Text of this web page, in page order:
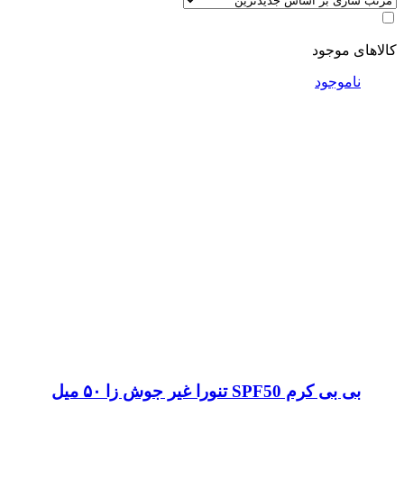
کالاهای موجود
ناموجود
بی بی کرم SPF50 تنورا غیر جوش زا ۵۰ میل